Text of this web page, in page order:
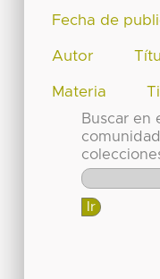
Fecha de
Autor
Materia
Buscar en